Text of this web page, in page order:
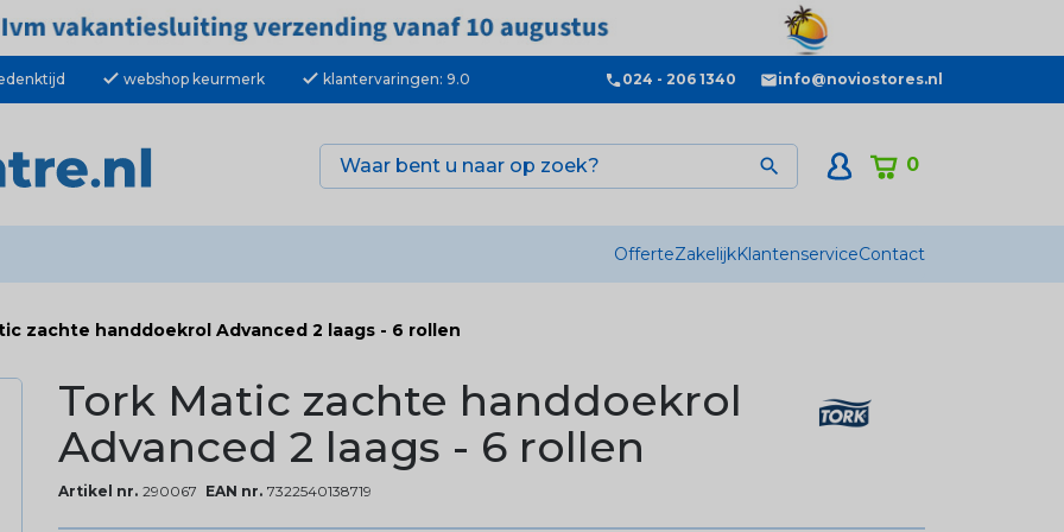
check webshop keurmerk check klantervaringen: 9.0 024 - 206 1340 info@noviostores.nl
0

OfferteZakelijkKlantenserviceContact
zachte handdoekrol Advanced 2 laags - 6 rollen
Tork Matic zachte handdoekrol
Advanced 2 laags - 6 rollen
Artikel nr. 290067 EAN nr. 7322540138719